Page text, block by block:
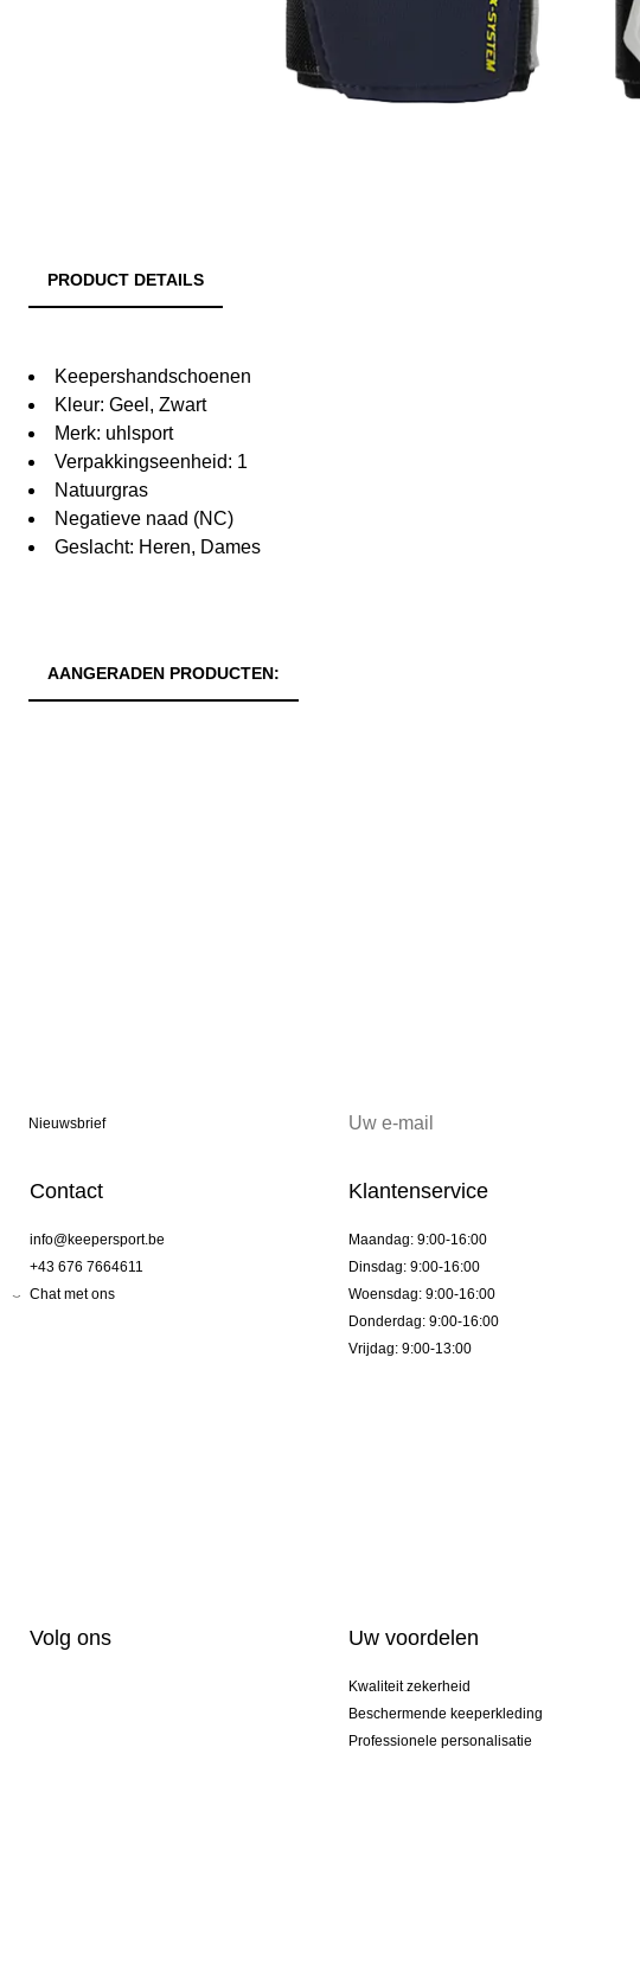
PRODUCT DETAILS
Keepershandschoenen
Kleur: Geel, Zwart
Merk: uhlsport
Verpakkingseenheid: 1
Natuurgras
Negatieve naad (NC)
Geslacht: Heren, Dames
AANGERADEN PRODUCTEN:
Nieuwsbrief
Contact
info@keepersport.be
+43 676 7664611
Chat met ons
Klantenservice
Maandag: 9:00-16:00
Dinsdag: 9:00-16:00
Woensdag: 9:00-16:00
Donderdag: 9:00-16:00
Vrijdag: 9:00-13:00
Volg ons Uw voordelen
Kwaliteit zekerheid
Beschermende keeperkleding
Professionele personalisatie